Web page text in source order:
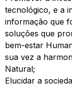
tecnológico, e a
informação que
soluções que
bem-estar
sua vez a
Natural;
Elucidar a